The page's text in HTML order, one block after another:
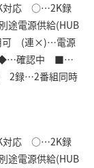
対応 ○…2K録
電源供給(HUB
可 (連×)…電源
◆…確認中 ■…
2録…2番組同時
対応 ○…2K録
電源供給(HUB